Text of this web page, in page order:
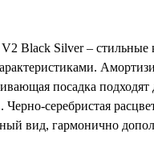
Black Silver – стильные
посадка подходят
Черно-серебристая
вид, гармонично